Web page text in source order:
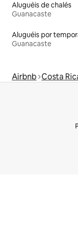
Aluguéis de chalés
Guanacaste
Guanacaste
Airbnb Costa